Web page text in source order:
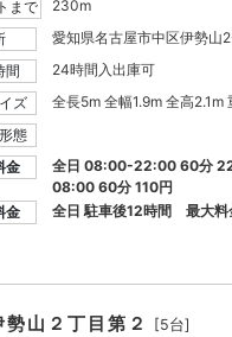
まで
230m
愛知県名古屋市中区伊勢山
間
24時間入出庫可
ズ
全長5m 全幅1.9m 全高2.1m
態
金
全日 08:00-22:00 60分
08:00 60分 110円
金
全日 駐車後12時間 最大
山２丁目第２ [5台]